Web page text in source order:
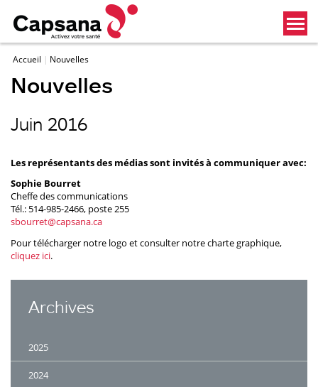
Accueil Nouvelles
Nouvelles
Juin 2016
Les représentants des médias sont invités à communiquer avec:
Sophie Bourret
Cheffe des communications
Tél.: 514-985-2466, poste 255
sbourret@capsana.ca
Pour télécharger notre logo et consulter notre charte graphique,
cliquez ici.
Archives
2025
2024